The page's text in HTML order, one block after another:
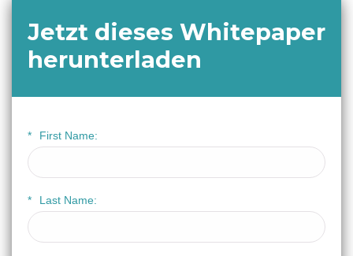
Jetzt dieses Whitepaper
herunterladen
* First Name:
* Last Name: